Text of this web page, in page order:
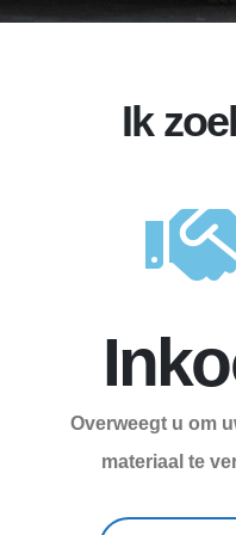
Ik
Overweegt u om
materiaal te